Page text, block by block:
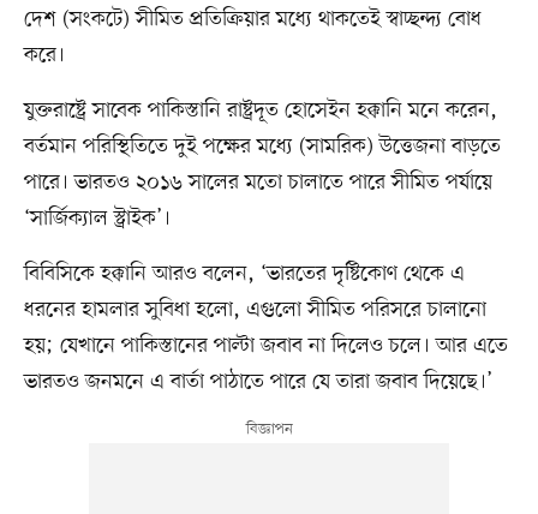
দেশ (সংকটে) সীমিত প্রতিক্রিয়ার মধ্যে থাকতেই স্বাচ্ছন্দ্য বোধ
করে।
যুক্তরাষ্ট্রে সাবেক পাকিস্তানি রাষ্ট্রদূত হোসেইন হক্কানি মনে করেন,
বর্তমান পরিস্থিতিতে দুই পক্ষের মধ্যে (সামরিক) উত্তেজনা বাড়তে
পারে। ভারতও ২০১৬ সালের মতো চালাতে পারে সীমিত পর্যায়ে
‘সার্জিক্যাল স্ট্রাইক’।
বিবিসিকে হক্কানি আরও বলেন, ‘ভারতের দৃষ্টিকোণ থেকে এ
ধরনের হামলার সুবিধা হলো, এগুলো সীমিত পরিসরে চালানো
হয়; যেখানে পাকিস্তানের পাল্টা জবাব না দিলেও চলে। আর এতে
ভারতও জনমনে এ বার্তা পাঠাতে পারে যে তারা জবাব দিয়েছে।’